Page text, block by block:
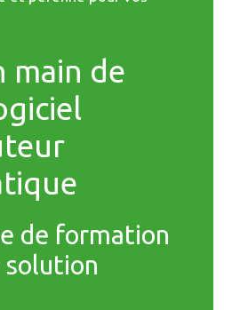
main de
de formation